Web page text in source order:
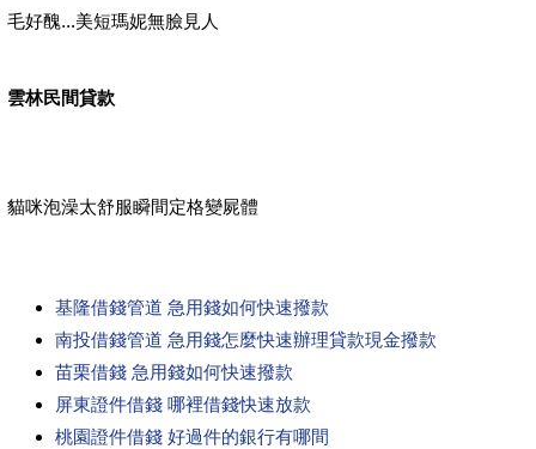
毛好醜...美短瑪妮無臉見人
雲林民間貸款
貓咪泡澡太舒服瞬間定格變屍體
基隆借錢管道 急用錢如何快速撥款
南投借錢管道 急用錢怎麼快速辦理貸款現金撥款
苗栗借錢 急用錢如何快速撥款
屏東證件借錢 哪裡借錢快速放款
桃園證件借錢 好過件的銀行有哪間